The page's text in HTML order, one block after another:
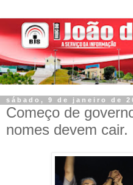
sábado, 9 de janeiro de
Começo de
nomes devem cair.